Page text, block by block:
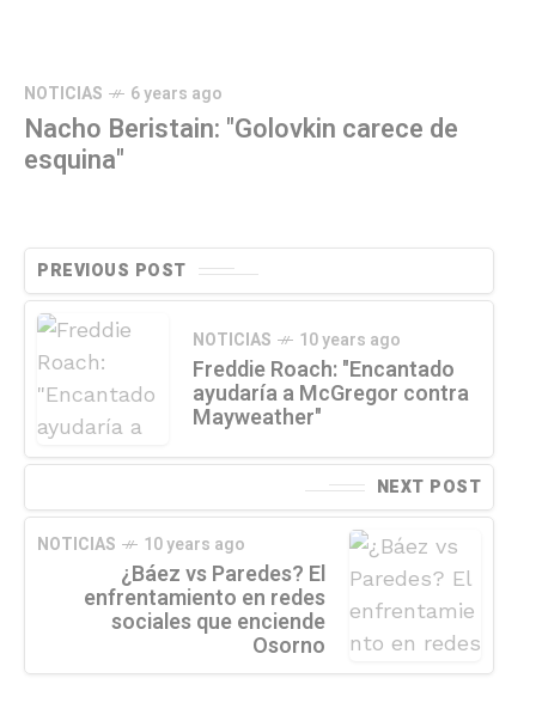
NOTICIAS 6 years ago
Nacho Beristain: "Golovkin carece de
esquina"
PREVIOUS POST
NOTICIAS 10 years ago
Freddie Roach: "Encantado
ayudaría a McGregor contra
Mayweather"
NEXT POST
NOTICIAS 10 years ago
¿Báez vs Paredes? El
enfrentamiento en redes
sociales que enciende
Osorno